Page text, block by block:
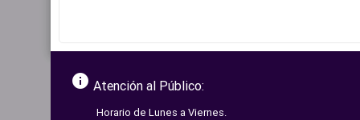
info Atención al Público:
Horario de Lunes a Viernes.